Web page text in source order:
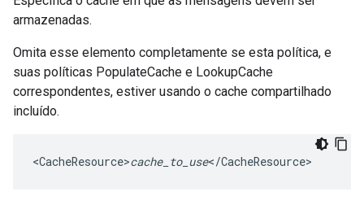
armazenadas.
Omita esse elemento completamente se esta política, e
suas políticas PopulateCache e LookupCache
correspondentes, estiver usando o cache compartilhado
incluído.
<CacheResource>cache_to_use</CacheResource>